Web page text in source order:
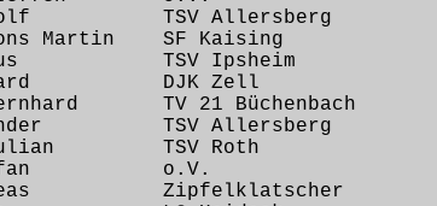
TSV Allersberg
Martin SF Kaising
TSV Ipsheim
DJK Zell
TV 21 Büchenbach
TSV Allersberg
TSV Roth
Stefan o.V.
Zipfelklatscher